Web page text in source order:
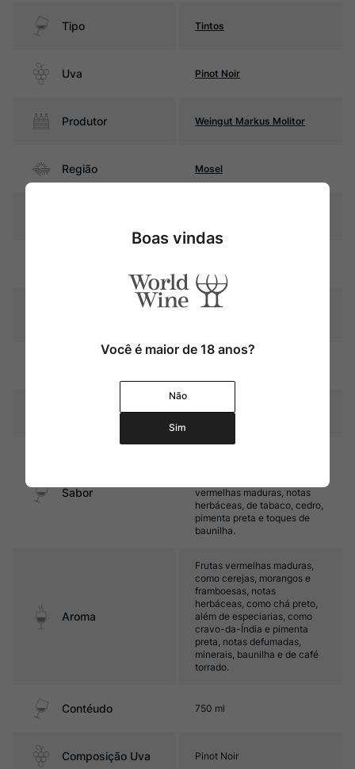
Tipo Tintos
Uva Pinot Noir
Produtor Weingut Markus Molitor
Região Mosel
Graduação Alcóoli
Temperatura 15ºC – 17ºC
Sabor
vermelhas maduras, notas
herbáceas, de tabaco, cedro,
pimenta preta e toques de
baunilha.
Aroma
Frutas vermelhas maduras,
como cerejas, morangos e
framboesas, notas
herbáceas, como chá preto,
além de especiarias, como
cravo-da-Índia e pimenta
preta, notas defumadas,
minerais, baunilha e de café
torrado.
Contéudo 750 ml
Composição Uva Pinot Noir
Boas vindas
Você é maior de 18 anos?
Não
Sim